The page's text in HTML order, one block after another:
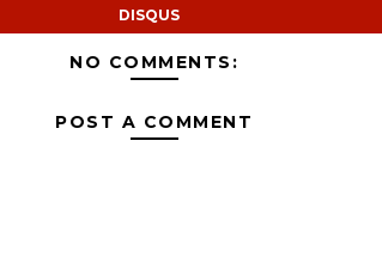
DISQUS
NO COMMENTS:
POST A COMMENT